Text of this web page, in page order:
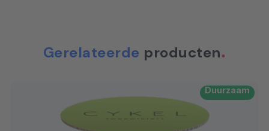
Gerelateerde producten
Duurzaam